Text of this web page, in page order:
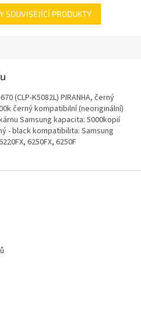
SOUVISEJÍCÍ PRODUKTY
(CLP-K5082L) PIRANHA, černý
černý kompatibilní (neoriginální)
Samsung kapacita: 5000kopií
- black kompatibilita: Samsung
6250FX, 6250F